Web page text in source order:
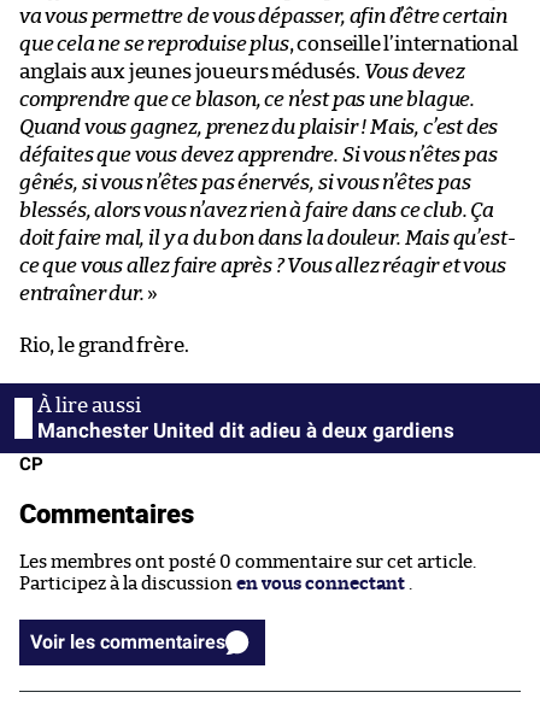
va vous permettre de vous dépasser, afin d’être certain
que cela ne se reproduise plus, conseille l’international
anglais aux jeunes joueurs médusés. Vous devez
comprendre que ce blason, ce n’est pas une blague.
Quand vous gagnez, prenez du plaisir ! Mais, c’est des
défaites que vous devez apprendre. Si vous n’êtes pas
gênés, si vous n’êtes pas énervés, si vous n’êtes pas
blessés, alors vous n’avez rien à faire dans ce club. Ça
doit faire mal, il y a du bon dans la douleur. Mais qu’est-
ce que vous allez faire après ? Vous allez réagir et vous
entraîner dur. »
Rio, le grand frère.
Manchester United dit adieu à deux gardiens
CP
Commentaires
Les membres ont posté 0 commentaire sur cet article.
Participez à la discussion en vous connectant
Voir les commentaires